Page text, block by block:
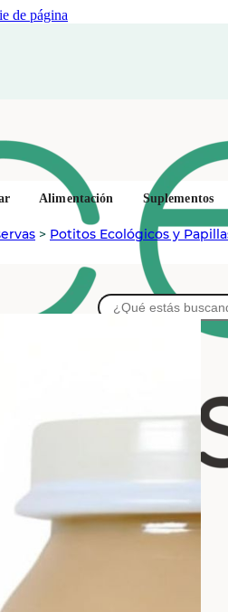
de página
Buscar
Alimentación Suplementos
> Potitos Ecológicos y